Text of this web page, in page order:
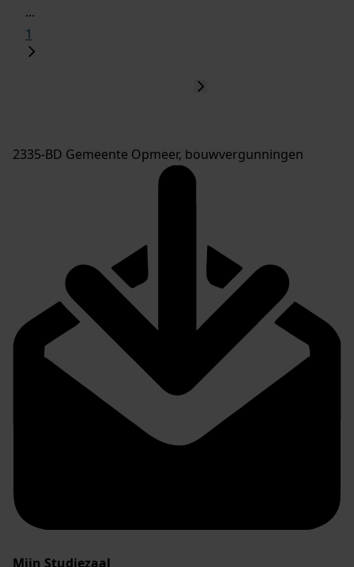
...
1
2335-BD Gemeente Opmeer, bouwvergunningen
Mijn Studiezaal